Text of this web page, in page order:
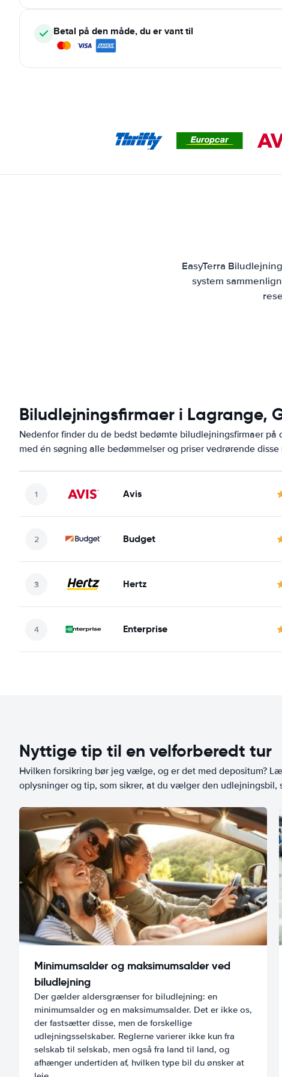
Betal på den måde, du er vant til
EasyTerra
system
Biludlejningsfirmaer i Lagrange,
Nedenfor finder du de bedst bedømte biludlejningsfirmaer på
med én søgning alle bedømmelser og priser vedrørende
Avis
Budget
Hertz
Enterprise
Nyttige tip til en velforberedt tur
Hvilken forsikring bør jeg vælge, og er det med depositum?
oplysninger og tip, som sikrer, at du vælger den udlejningsbil,
Minimumsalder og maksimumsalder ved
biludlejning
Der gælder aldersgrænser for biludlejning: en
minimumsalder og en maksimumsalder. Det er ikke os,
der fastsætter disse, men de forskellige
udlejningsselskaber. Reglerne varierer ikke kun fra
selskab til selskab, men også fra land til land, og
afhænger undertiden af, hvilken type bil du ønsker at